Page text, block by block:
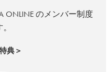
ONLINE のメンバー制度
典＞